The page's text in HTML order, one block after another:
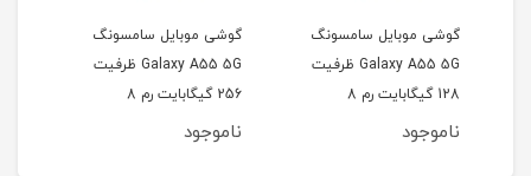
گوشی موبایل سامسونگ
Galaxy A55 5G ظرفیت
128 گیگابایت رم 8
گیگابایت
ناموجود
گوشی موبایل سامسونگ
Galaxy A55 5G ظرفیت
256 گیگابایت رم 8
گیگابایت
ناموجود